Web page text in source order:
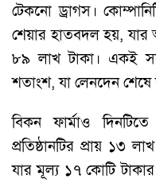
টেকনো ড্রাগস।
শেয়ার হাতবদল হয়, যার
৮৯ লাখ টাকা। একই
শতাংশ, যা লেনদেন
বিকন ফার্মাও
প্রতিষ্ঠানটির প্রায় ১৩
যার মূল্য ১৭ কোটি টাকার